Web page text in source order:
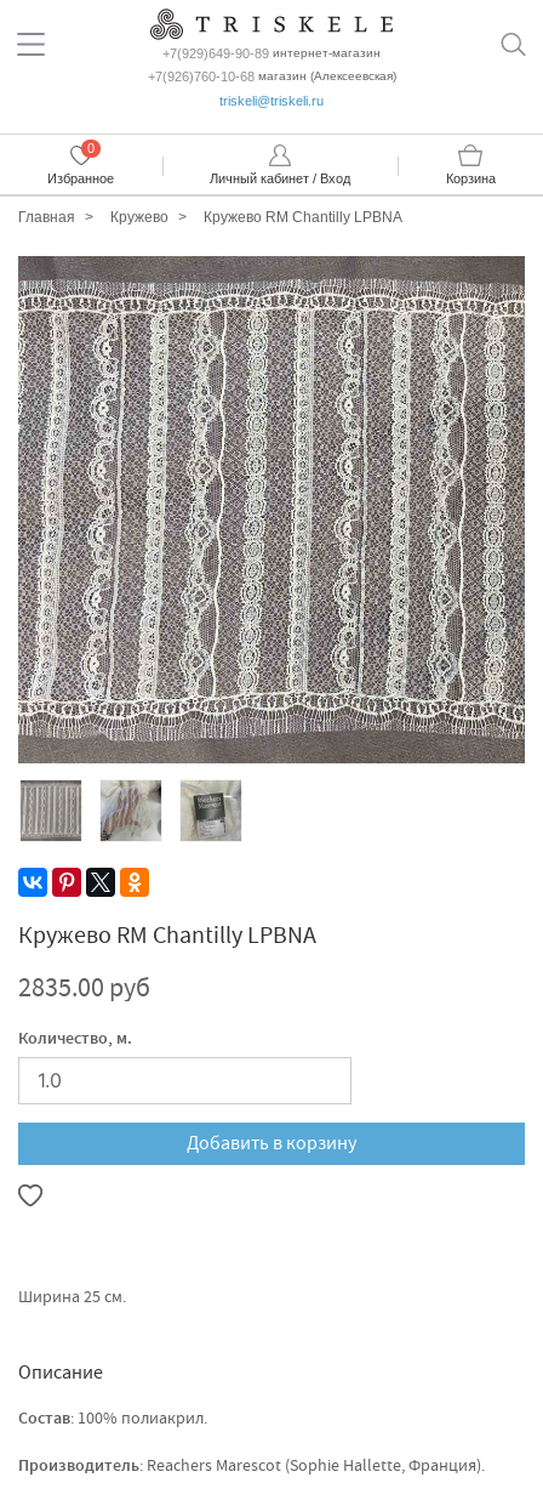
+7(929)649-90-89 интернет-магазин
+7(926)760-10-68магазин (Алексеевская)
triskeli@triskeli.ru
Избранное
0
Личный кабинет / Вход Корзина
Главная Кружево Кружево RM Chantilly LPBNA
Кружево RM Chantilly LPBNA
2835.00 руб
Количество, м.
Добавить в корзину
Ширина 25 см.
Описание
Состав: 100% полиакрил.
Производитель: Reachers Marescot (Sophie Hallette, Франция).